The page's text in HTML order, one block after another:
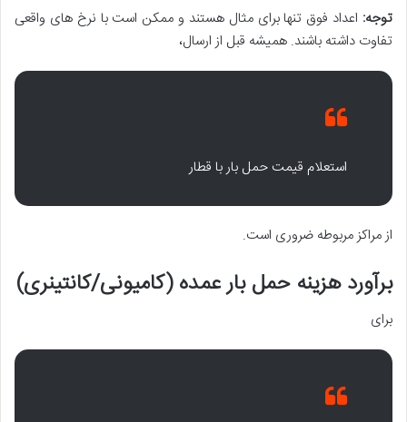
توجه: اعداد فوق تنها برای مثال هستند و ممکن است با نرخ های واقعی
تفاوت داشته باشند. همیشه قبل از ارسال،
استعلام قیمت حمل بار با قطار
از مراکز مربوطه ضروری است.
برآورد هزینه حمل بار عمده (کامیونی/کانتینری)
برای